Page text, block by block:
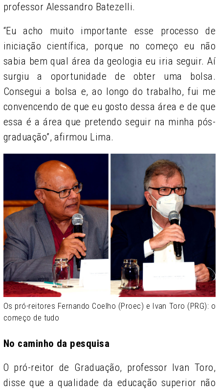
professor Alessandro Batezelli.
“Eu acho muito importante esse processo de
iniciação científica, porque no começo eu não
sabia bem qual área da geologia eu iria seguir. Aí
surgiu a oportunidade de obter uma bolsa.
Consegui a bolsa e, ao longo do trabalho, fui me
convencendo de que eu gosto dessa área e de que
essa é a área que pretendo seguir na minha pós-
graduação”, afirmou Lima.
Os pró-reitores Fernando Coelho (Proec) e Ivan Toro (PRG): o
começo de tudo
No caminho da pesquisa
O pró-reitor de Graduação, professor Ivan Toro,
disse que a qualidade da educação superior não